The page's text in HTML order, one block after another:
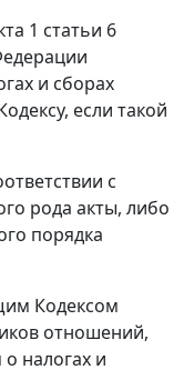
1 статьи 6
и сборах
, если такой
с
рода акты, либо
порядка
Кодексом
отношений,
налогах и